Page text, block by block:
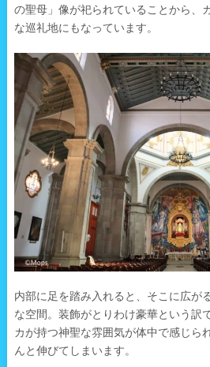
の聖母」像が祀られていることから、
な巡礼地にもなっています。
内部に足を踏み入れると、そこに広が
な空間。装飾がとりわけ豪華という訳
カが持つ神聖な雰囲気が体中で感じら
んと伸びてしまいます。